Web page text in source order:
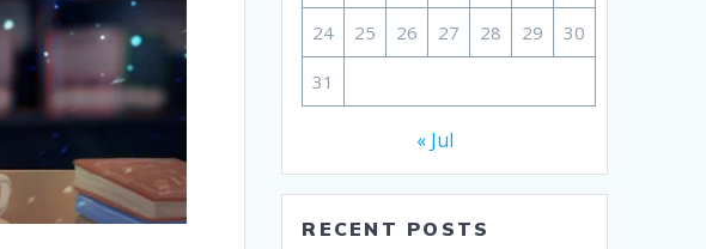
24 25 26 27 28 29 30
31
« Jul
RECENT POSTS